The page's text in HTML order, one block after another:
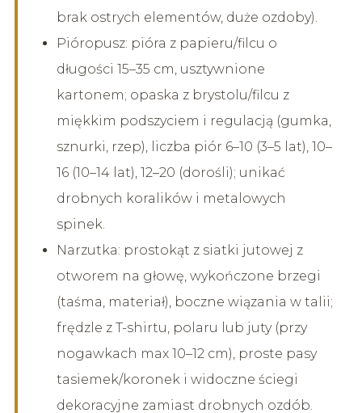
brak ostrych elementów, duże ozdoby).
Pióropusz: pióra z papieru/filcu o
długości 15–35 cm, usztywnione
kartonem; opaska z brystolu/filcu z
miękkim podszyciem i regulacją (gumka,
sznurki, rzep), liczba piór 6–10 (3–5 lat), 10–
16 (10–14 lat), 12–20 (dorośli); unikać
drobnych koralików i metalowych
spinek.
Narzutka: prostokąt z siatki jutowej z
otworem na głowę, wykończone brzegi
(taśma, materiał), boczne wiązania w talii;
frędzle z T-shirtu, polaru lub juty (przy
nogawkach max 10–12 cm), proste pasy
tasiemek/koronek i widoczne ściegi
dekoracyjne zamiast drobnych ozdób.